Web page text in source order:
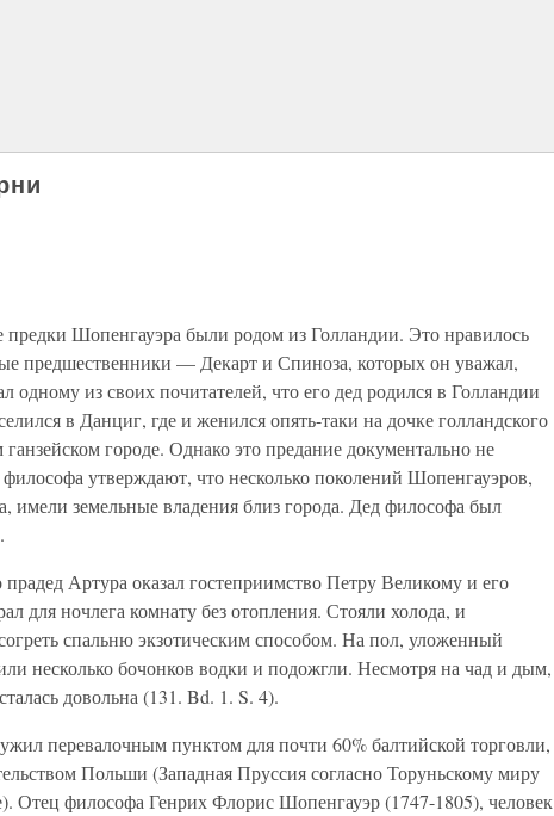
предки Шопенгауэра были родом из Голландии. Это нравилось
предшественники — Декарт и Спиноза, которых он уважал,
из своих почитателей, что его дед родился в Голландии
в Данциг, где и женился опять-таки на дочке голландского
городе. Однако это предание документально не
утверждают, что несколько поколений Шопенгауэров,
имели земельные владения близ города. Дед философа был
Артура оказал гостеприимство Петру Великому и его
для ночлега комнату без отопления. Стояли холода, и
спальню экзотическим способом. На пол, уложенный
несколько бочонков водки и подожгли. Несмотря на чад и дым,
довольна (131. Bd. 1. S. 4).
перевалочным пунктом для почти 60% балтийской торговли,
Польши (Западная Пруссия согласно Торуньскому миру
Отец философа Генрих Флорис Шопенгауэр (1747-1805), человек